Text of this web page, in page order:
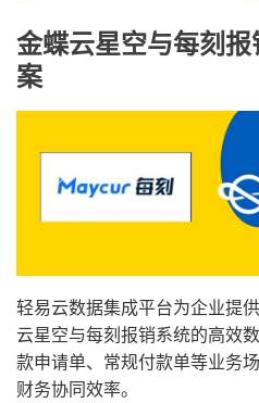
金蝶云星空与每刻
案
轻易云数据集成平台为企业提
云星空与每刻报销系统的高效
款申请单、常规付款单等业务
财务协同效率。